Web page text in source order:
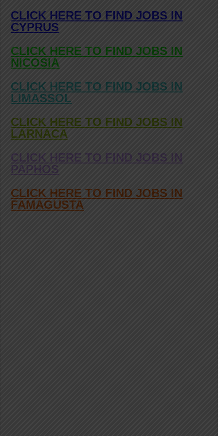
CLICK HERE TO FIND JOBS IN
CYPRUS
CLICK HERE TO FIND JOBS IN
NICOSIA
CLICK HERE TO FIND JOBS IN
LIMASSOL
CLICK HERE TO FIND JOBS IN
LARNACA
CLICK HERE TO FIND JOBS IN
PAPHOS
CLICK HERE TO FIND JOBS IN
FAMAGUSTA